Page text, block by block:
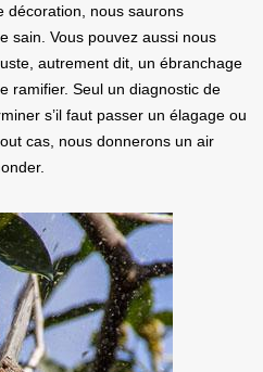
décoration, nous saurons
sain. Vous pouvez aussi nous
autrement dit, un ébranchage
ramifier. Seul un diagnostic de
s’il faut passer un élagage ou
cas, nous donnerons un air